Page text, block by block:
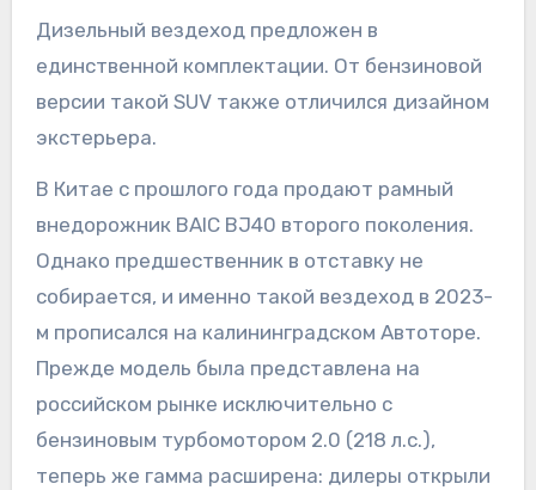
Дизельный вездеход предложен в
единственной комплектации. От бензиновой
версии такой SUV также отличился дизайном
экстерьера.
В Китае с прошлого года продают рамный
внедорожник BAIC BJ40 второго поколения.
Однако предшественник в отставку не
собирается, и именно такой вездеход в 2023-
м прописался на калининградском Автоторе.
Прежде модель была представлена на
российском рынке исключительно с
бензиновым турбомотором 2.0 (218 л.с.),
теперь же гамма расширена: дилеры открыли